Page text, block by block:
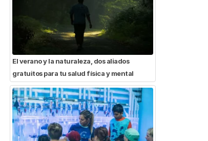
El verano y la naturaleza, dos aliados
gratuitos para tu salud física y mental